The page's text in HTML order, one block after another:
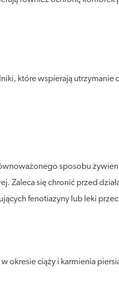
które wspierają utrzymanie
sposobu
się chronić przed
fenotiazyny lub leki
okresie ciąży i karmienia